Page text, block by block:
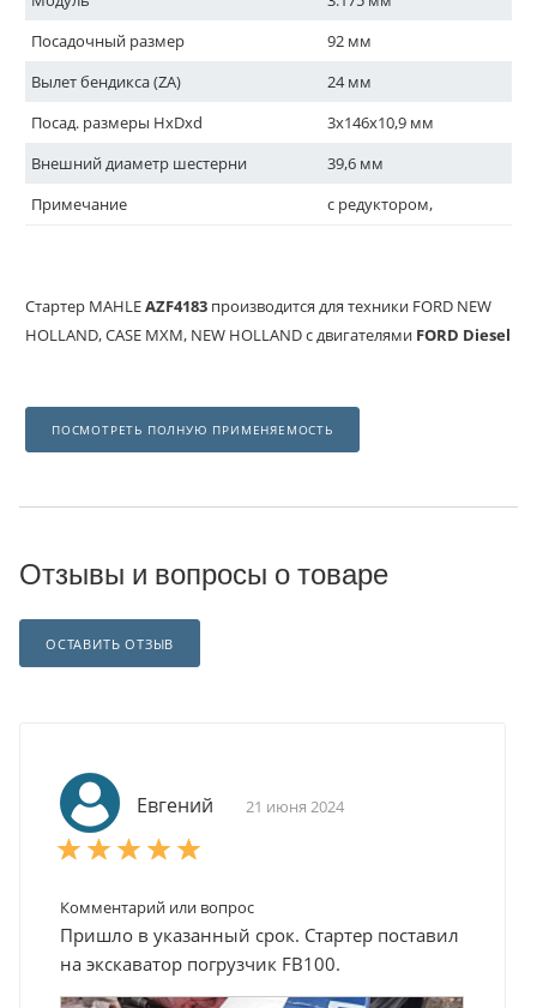
Посадочный размер
92 мм
Вылет бендикса (ZA)
24 мм
Посад. размеры HxDxd
3x146x10,9 мм
Внешний диаметр шестерни
39,6 мм
Примечание
с редуктором,
Стартер MAHLEAZF4183 производится для техники FORD NEW
HOLLAND, CASE MXM, NEW HOLLAND с двигателями FORD Diesel
ПОСМОТРЕТЬ ПОЛНУЮ ПРИМЕНЯЕМОСТЬ
Отзывы и вопросы о товаре
ОСТАВИТЬ ОТЗЫВ
Евгений 21 июня 2024
Комментарий или вопрос
Пришло в указанный срок. Стартер поставил
на экскаватор погрузчик FB100.